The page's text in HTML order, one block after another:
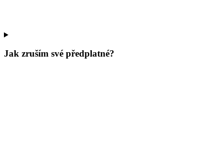
Jak zruším své předplatné?